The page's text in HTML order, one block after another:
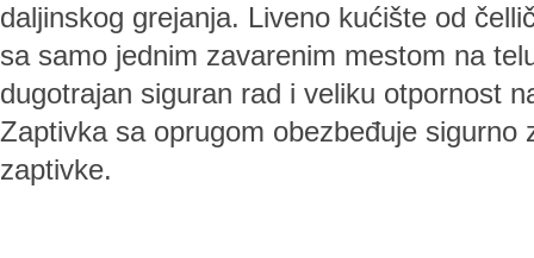
daljinskog grejanja. Liveno kućište od
sa samo jednim zavarenim mestom na
dugotrajan siguran rad i veliku otpornost
Zaptivka sa oprugom obezbeđuje sigurno
zaptivke.